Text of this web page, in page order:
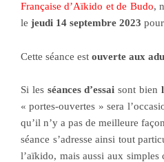
Française d’Aïkido et de Budo,
le jeudi 14 septembre 2023
Cette séance est ouverte aux
Si les séances d’essai sont bien
« portes-ouvertes » sera
qu’il n’y a pas de meilleure
séance s’adresse ainsi tout
l’aïkido, mais aussi aux simples